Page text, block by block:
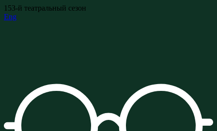
153-й театральный сезон
Eng